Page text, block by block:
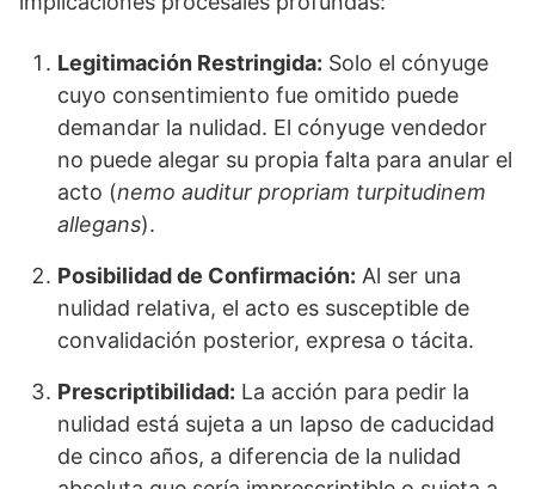
Legitimación Restringida: Solo el cónyuge
cuyo consentimiento fue omitido puede
demandar la nulidad. El cónyuge vendedor
no puede alegar su propia falta para anular el
acto (nemo auditur propriam turpitudinem
allegans).
Posibilidad de Confirmación: Al ser una
nulidad relativa, el acto es susceptible de
convalidación posterior, expresa o tácita.
Prescriptibilidad: La acción para pedir la
nulidad está sujeta a un lapso de caducidad
de cinco años, a diferencia de la nulidad